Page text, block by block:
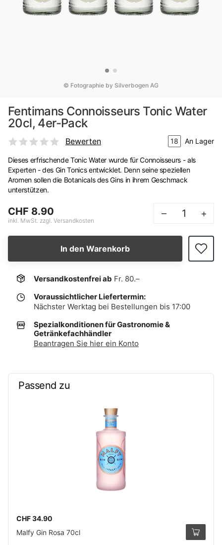
© Fotographie by Silverbogen AG
Fentimans Connoisseurs Tonic Water
20cl, 4er-Pack
Bewerten 18 An Lager
Dieses erfrischende Tonic Water wurde für Connoisseurs - als
Experten - des Gin Tonics entwicklet. Denn seine speziellen
Aromen sollen die Botanicals des Gins in ihrem Geschmack
unterstützen.
CHF 8.90
inkl. MwSt. zzgl. Versandkosten
– +
In den Warenkorb
Versandkostenfrei ab Fr. 80.–
Voraussichtlicher Liefertermin:
Nächster Werktag bei Bestellungen bis 17:00
Spezialkonditionen für Gastronomie &
Getränkefachhändler
Beantragen Sie hier ein Konto
Passend zu
CHF 34.90
Malfy Gin Rosa 70cl